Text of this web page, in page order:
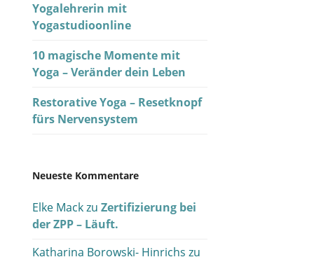
Yogalehrerin mit
Yogastudioonline
10 magische Momente mit
Yoga – Veränder dein Leben
Restorative Yoga – Resetknopf
fürs Nervensystem
Neueste Kommentare
Elke Mackzu Zertifizierung bei
der ZPP – Läuft.
Katharina Borowski- Hinrichs zu